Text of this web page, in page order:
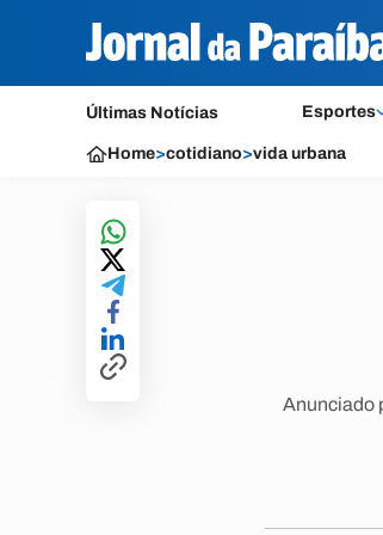
Últimas Notícias Esportes
Home>cotidiano>vida urbana
Anunciado